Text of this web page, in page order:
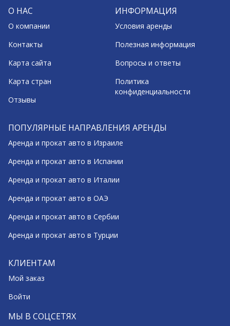
О НАС
О компании
Контакты
Карта сайта
Карта стран
Отзывы
ИНФОРМАЦИЯ
Условия аренды
Полезная информация
Вопросы и ответы
Политика
конфиденциальности
ПОПУЛЯРНЫЕ НАПРАВЛЕНИЯ АРЕНДЫ
Аренда и прокат авто в Израиле
Аренда и прокат авто в Испании
Аренда и прокат авто в Италии
Аренда и прокат авто в ОАЭ
Аренда и прокат авто в Сербии
Аренда и прокат авто в Турции
КЛИЕНТАМ
Мой заказ
Войти
МЫ В СОЦСЕТЯХ